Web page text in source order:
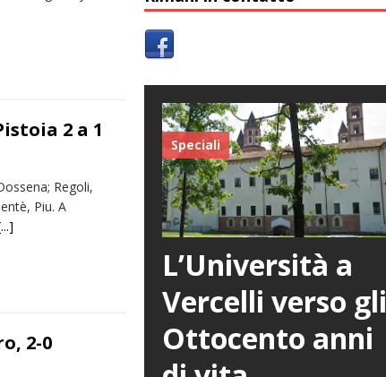
2 a 1
Regoli,
Piu. A
2-0
Speciali
L’Università a
Vercelli verso gli
Ottocento anni